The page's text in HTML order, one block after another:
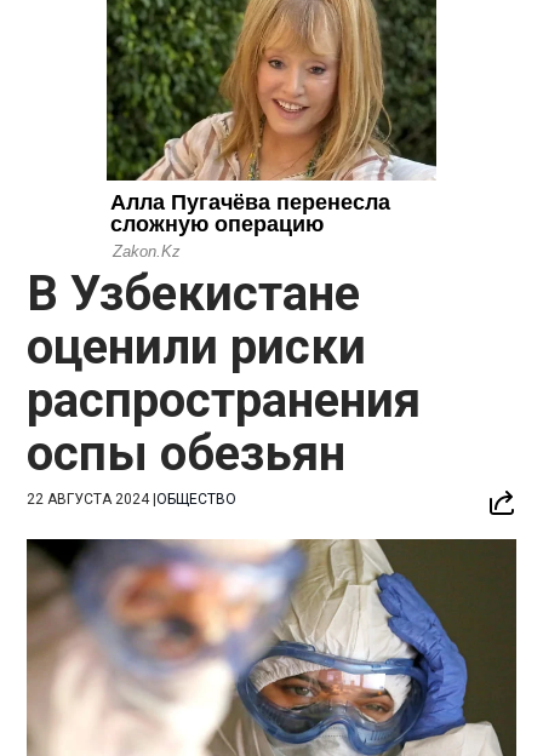
В Узбекистане
оценили риски
распространения
оспы обезьян
22 АВГУСТА 2024|ОБЩЕСТВО